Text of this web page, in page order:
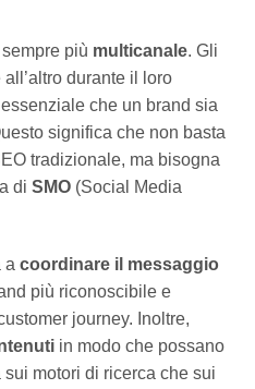
più multicanale. Gli
durante il loro
che un brand sia
significa che non basta
tradizionale, ma bisogna
di SMO (Social Media
a coordinare il messaggio
più riconoscibile e
journey. Inoltre,
in modo che possano
motori di ricerca che sui